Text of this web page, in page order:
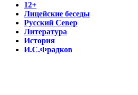
12+
Лицейские беседы
Русский Север
Литература
История
И.С.Фрадков